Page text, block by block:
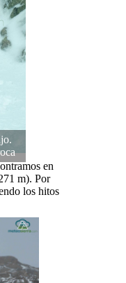
en
m). Por
los hitos